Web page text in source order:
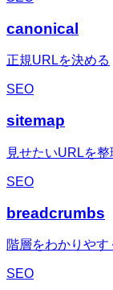
canonical
正規URLを決める
SEO
sitemap
見せたいURLを整
SEO
breadcrumbs
階層をわかりやす
SEO